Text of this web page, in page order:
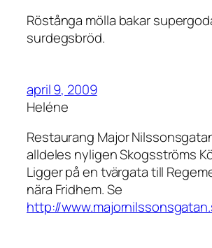
Röstånga mölla bakar
surdegsbröd.
april 9, 2009
Heléne
Restaurang Major
alldeles nyligen Skogsströms
Ligger på en tvärgata till
nära Fridhem. Se
http://